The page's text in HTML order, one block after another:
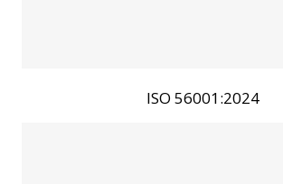
ISO 56001:2024